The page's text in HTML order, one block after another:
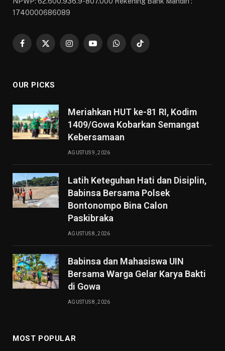
1740000686089
Facebook
X
InstagramYouTubeWhatsAppTikTok
OUR PICKS
Meriahkan HUT ke-81 RI, Kodim
1409/Gowa Kobarkan Semangat
Kebersamaan
AGUSTUS 9, 2026
Latih Keteguhan Hati dan Disiplin,
Babinsa Bersama Polsek
Bontonompo Bina Calon
Paskibraka
AGUSTUS 8, 2026
Babinsa dan Mahasiswa UIN
Bersama Warga Gelar Karya Bakti
di Gowa
AGUSTUS 8, 2026
MOST POPULAR